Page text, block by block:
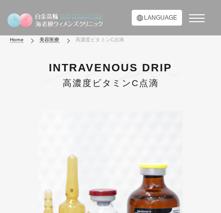
LANGUAGE
Home 美容医療 高濃度ビタミンC点滴
INTRAVENOUS DRIP
高濃度ビタミンC点滴